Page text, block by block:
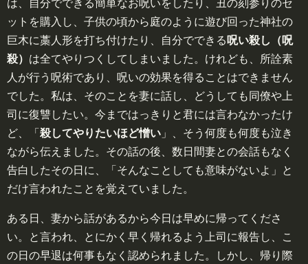
は、自分でできる簡単なお呪いをしたり、丑の刻参りのセ
ットを購入し、子供の頃から庭のように遊び回った神社の
巨木に藁人形を打ち付けたり、自分でできる 呪い殺し（呪
殺） は全てやりつくしてしまいました。けれども、所詮素
人が行う呪術であり、呪いの効果を得ることはできません
でした。私は、そのことを妻に話し、どうしても同僚や上
司に復讐したい。今まではっきりと君には言わなかったけ
ど、「 殺してやりたいほど憎い 」、そう何度も何度も泣き
ながら伝えました。その話の後、数日間妻との会話もなく
告白したその日に、「そんなことしても意味がないよ」と
だけ言われたことを覚えていました。
ある日、妻から話があるから今日は早めに帰ってくださ
い。と言われ、とにかく早く帰れるよう上司に報告し、こ
の日の早退は何事もなく認められました。しかし、帰り際